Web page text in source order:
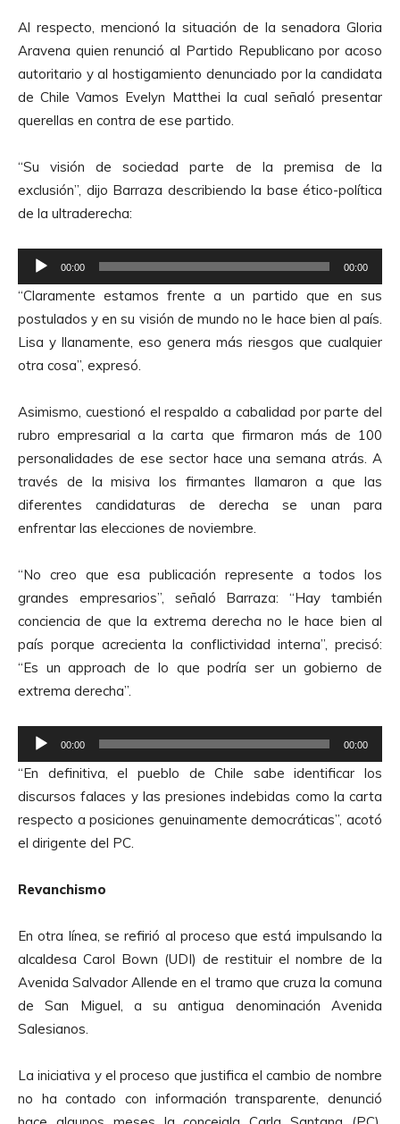
i
o
Al respecto, mencionó la situación de la senadora Gloria
Aravena quien renunció al Partido Republicano por acoso
autoritario y al hostigamiento denunciado por la candidata
de Chile Vamos Evelyn Matthei la cual señaló presentar
querellas en contra de ese partido.
“Su visión de sociedad parte de la premisa de la
exclusión”, dijo Barraza describiendo la base ético-política
de la ultraderecha:
e
r
o
d
c
t
o
r
d
e
d
i
o
00:00 00:00
“Claramente estamos frente a un partido que en sus
postulados y en su visión de mundo no le hace bien al país.
Lisa y llanamente, eso genera más riesgos que cualquier
otra cosa”, expresó.
Asimismo, cuestionó el respaldo a cabalidad por parte del
rubro empresarial a la carta que firmaron más de 100
personalidades de ese sector hace una semana atrás. A
través de la misiva los firmantes llamaron a que las
diferentes candidaturas de derecha se unan para
enfrentar las elecciones de noviembre.
“No creo que esa publicación represente a todos los
grandes empresarios”, señaló Barraza: “Hay también
conciencia de que la extrema derecha no le hace bien al
país porque acrecienta la conflictividad interna”, precisó:
“Es un approach de lo que podría ser un gobierno de
extrema derecha”.
e
p
r
o
d
c
o
r
d
e
A
d
i
00:00 00:00
“En definitiva, el pueblo de Chile sabe identificar los
discursos falaces y las presiones indebidas como la carta
respecto a posiciones genuinamente democráticas”, acotó
el dirigente del PC.
Revanchismo
En otra línea, se refirió al proceso que está impulsando la
alcaldesa Carol Bown (UDI) de restituir el nombre de la
Avenida Salvador Allende en el tramo que cruza la comuna
de San Miguel, a su antigua denominación Avenida
Salesianos.
La iniciativa y el proceso que justifica el cambio de nombre
no ha contado con información transparente, denunció